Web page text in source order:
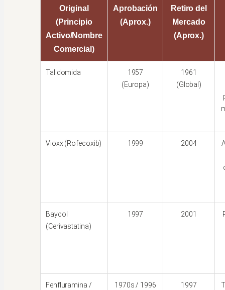
Original
(Principio
Activo/Nombre
Comercial)
Aprobación
(Aprox.)
Retiro del
Mercado
(Aprox.)
Talidomida
1957
(Europa)
1961
(Global)
Vioxx (Rofecoxib) 1999 2004
Baycol
(Cerivastatina)
1997 2001
Fenfluramina /
1970s / 1996 1997